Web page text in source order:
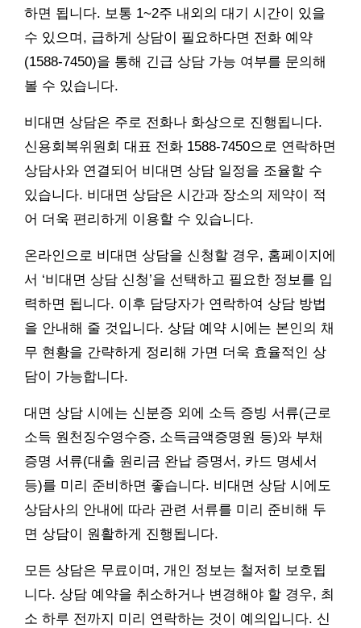
하면 됩니다. 보통 1~2주 내외의 대기 시간이 있을
수 있으며, 급하게 상담이 필요하다면 전화 예약
(1588-7450)을 통해 긴급 상담 가능 여부를 문의해
볼 수 있습니다.
비대면 상담은 주로 전화나 화상으로 진행됩니다.
신용회복위원회 대표 전화 1588-7450으로 연락하면
상담사와 연결되어 비대면 상담 일정을 조율할 수
있습니다. 비대면 상담은 시간과 장소의 제약이 적
어 더욱 편리하게 이용할 수 있습니다.
온라인으로 비대면 상담을 신청할 경우, 홈페이지에
서 ‘비대면 상담 신청’을 선택하고 필요한 정보를 입
력하면 됩니다. 이후 담당자가 연락하여 상담 방법
을 안내해 줄 것입니다. 상담 예약 시에는 본인의 채
무 현황을 간략하게 정리해 가면 더욱 효율적인 상
담이 가능합니다.
대면 상담 시에는 신분증 외에 소득 증빙 서류(근로
소득 원천징수영수증, 소득금액증명원 등)와 부채
증명 서류(대출 원리금 완납 증명서, 카드 명세서
등)를 미리 준비하면 좋습니다. 비대면 상담 시에도
상담사의 안내에 따라 관련 서류를 미리 준비해 두
면 상담이 원활하게 진행됩니다.
모든 상담은 무료이며, 개인 정보는 철저히 보호됩
니다. 상담 예약을 취소하거나 변경해야 할 경우, 최
소 하루 전까지 미리 연락하는 것이 예의입니다. 신